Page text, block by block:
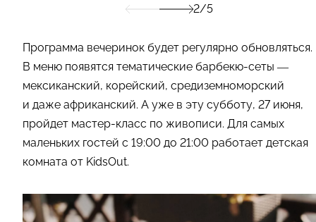
2/5
Программа вечеринок будет регулярно обновляться.
В меню появятся тематические барбекю-сеты —
мексиканский, корейский, средиземноморский
и даже африканский. А уже в эту субботу, 27 июня,
пройдет мастер-класс по живописи. Для самых
маленьких гостей с 19:00 до 21:00 работает детская
комната от KidsOut.